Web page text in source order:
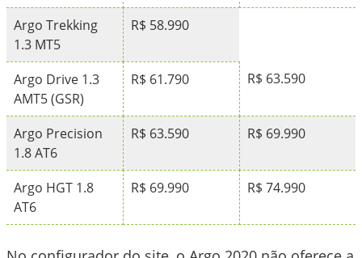
Argo Trekking
1.3 MT5
R$ 58.990
Argo Drive 1.3
AMT5 (GSR)
R$ 61.790 R$ 63.590
Argo Precision
1.8 AT6
R$ 63.590 R$ 69.990
Argo HGT 1.8
AT6
R$ 69.990 R$ 74.990